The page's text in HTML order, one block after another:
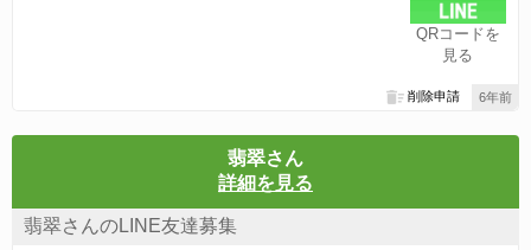
QRコードを
見る
6年前
削除申請
翡翠さん
詳細を見る
翡翠さんのLINE友達募集